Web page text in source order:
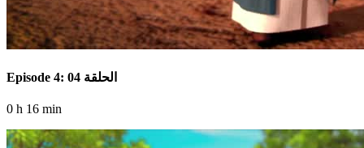
Episode 4: الحلقة 04
0 h 16 min